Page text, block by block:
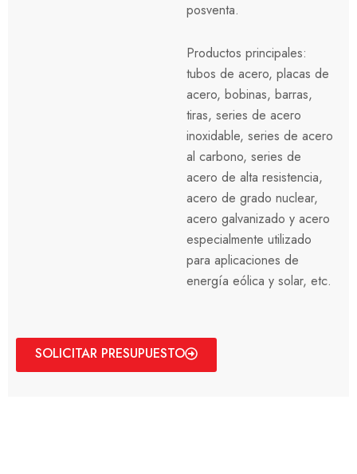
posventa.
Productos principales:
tubos de acero, placas de
acero, bobinas, barras,
tiras, series de acero
inoxidable, series de acero
al carbono, series de
acero de alta resistencia,
acero de grado nuclear,
acero galvanizado y acero
especialmente utilizado
para aplicaciones de
energía eólica y solar, etc.
SOLICITAR PRESUPUESTO